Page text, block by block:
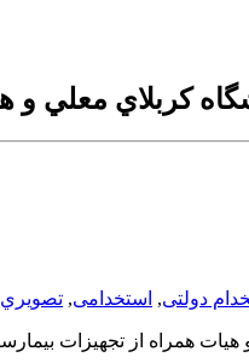
دولتی, استخدامی, تصويري1-بازديد 22